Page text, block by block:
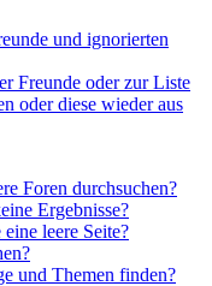
und ignorierten
Freunde oder zur Liste
oder diese wieder aus
Foren durchsuchen?
Ergebnisse?
leere Seite?
und Themen finden?